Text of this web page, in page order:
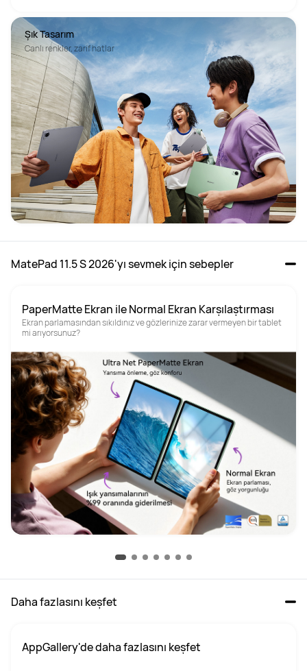
Şık Tasarım
Canlı renkler, zarif hatlar
MatePad 11.5 S 2026'yı sevmek için sebepler
PaperMatte Ekran ile Normal Ekran Karşılaştırması
Ekran parlamasından sıkıldınız ve gözlerinize zarar vermeyen bir tablet
mi arıyorsunuz?
Daha fazlasını keşfet
AppGallery'de daha fazlasını keşfet